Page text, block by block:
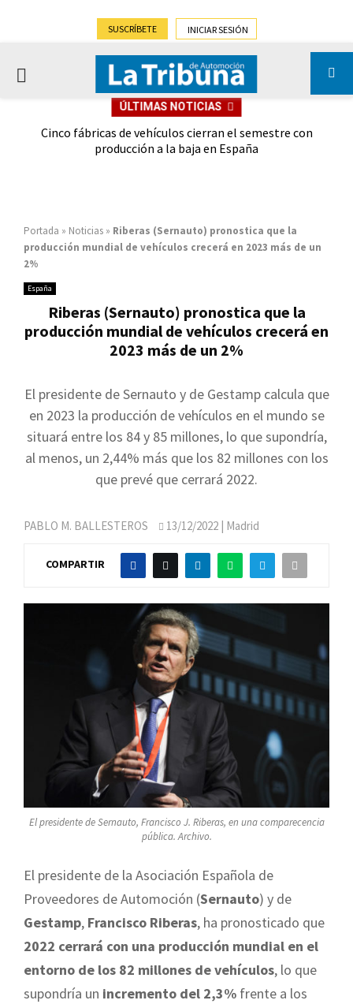
SUSCRÍBETE INICIAR SESIÓN
PRIMARY
ÚLTIMAS NOTICIAS
Cinco fábricas de vehículos cierran el semestre con
producción a la baja en España
Portada » Noticias » Riberas (Sernauto) pronostica que la
producción mundial de vehículos crecerá en 2023 más de un
2%
España
Riberas (Sernauto) pronostica que la
producción mundial de vehículos crecerá en
2023 más de un 2%
El presidente de Sernauto y de Gestamp calcula que
en 2023 la producción de vehículos en el mundo se
situará entre los 84 y 85 millones, lo que supondría,
al menos, un 2,44% más que los 82 millones con los
que prevé que cerrará 2022.
PABLO M. BALLESTEROS 13/12/2022 | Madrid
COMPARTIR
El presidente de Sernauto, Francisco J. Riberas, en una comparecencia
pública. Archivo.
El presidente de la Asociación Española de
Proveedores de Automoción (Sernauto) y de
Gestamp, Francisco Riberas, ha pronosticado que
2022 cerrará con una producción mundial en el
entorno de los 82 millones de vehículos, lo que
supondría un incremento del 2,3% frente a los